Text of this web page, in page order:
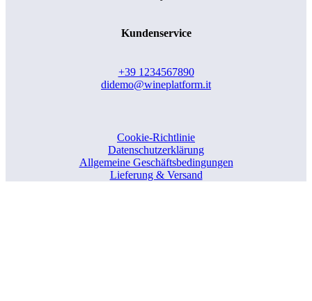
Kundenservice
+39 1234567890
didemo@wineplatform.it
Cookie-Richtlinie
Datenschutzerklärung
Allgemeine Geschäftsbedingungen
Lieferung & Versand